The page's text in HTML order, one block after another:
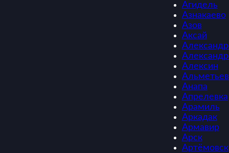
Агидель
Азнакаево
Азов
Аксай
Алексин
Анапа
Апрелевка
Арамиль
Аркадак
Армавир
Арск
Артёмовск